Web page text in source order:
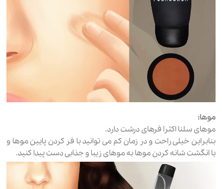
موها:
موهای سلنا اکثرا فرهای درشت دارد.
بنابراین خیلی راحت و در زمان کم می توانید با فر کردن پایین موها و
با انگشت شانه کردن موها به موهای زیبا و جذابی دست پیدا کنید.